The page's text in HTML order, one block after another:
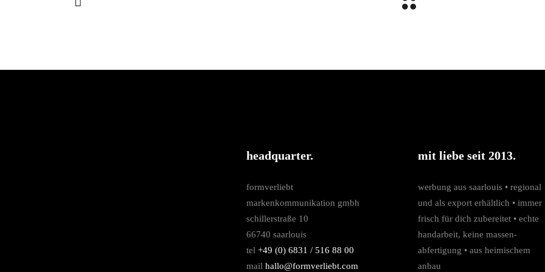
headquarter.
formverliebt
markenkommunikation gmbh
schillerstraße 10
66740 saarlouis
tel +49 (0) 6831 / 516 88 00
mail hallo@formverliebt.com
mit liebe seit 2013.
werbung aus saarlouis • regio­nal
und als export erhältlich • immer
frisch für dich zubereitet • echte
hand­arbeit, keine massen­­
abfertigung • aus heimischem
anbau